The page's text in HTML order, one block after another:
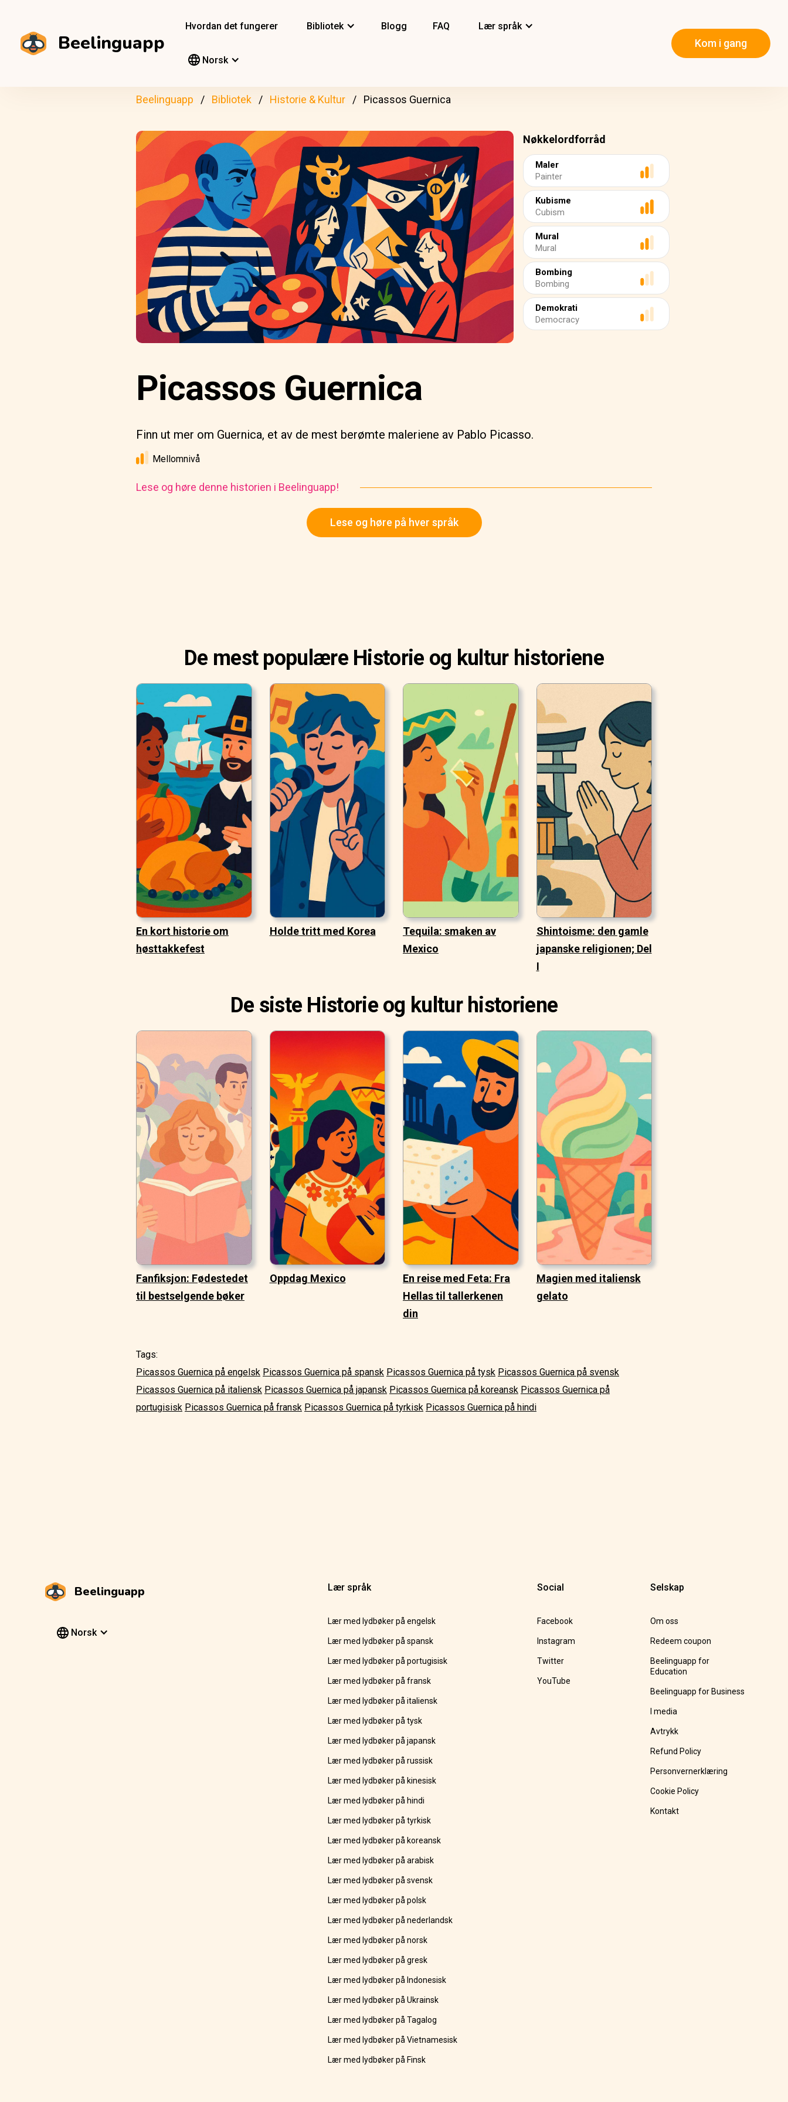
Beelinguapp
Hvordan det fungerer Bibliotek Blogg FAQ Lær språk
Norsk
Kom i gang
Beelinguapp Bibliotek Historie & Kultur Picassos Guernica
Nøkkelordforråd
Maler
Painter
Kubisme
Cubism
Mural
Mural
Bombing
Bombing
Demokrati
Democracy
Picassos Guernica
Finn ut mer om Guernica, et av de mest berømte maleriene av Pablo Picasso.
Mellomnivå
Lese og høre denne historien i Beelinguapp!
Lese og høre på hver språk
De mest populære Historie og kultur historiene
En kort historie om
høsttakkefest
Holde tritt med Korea
Tequila: smaken av
Mexico
Shintoisme: den gamle
japanske religionen; Del
I
De siste Historie og kultur historiene
Fanfiksjon: Fødestedet
til bestselgende bøker
Oppdag Mexico
En reise med Feta: Fra
Hellas til tallerkenen
din
Magien med italiensk
gelato
Tags:
Picassos Guernica på engelsk Picassos Guernica på spansk Picassos Guernica på tysk Picassos Guernica på svensk
Picassos Guernica på italiensk Picassos Guernica på japansk Picassos Guernica på koreansk Picassos Guernica på
portugisisk Picassos Guernica på fransk Picassos Guernica på tyrkisk Picassos Guernica på hindi
Beelinguapp
Norsk
Lær språk
Lær med lydbøker på engelsk
Lær med lydbøker på spansk
Lær med lydbøker på portugisisk
Lær med lydbøker på fransk
Lær med lydbøker på italiensk
Lær med lydbøker på tysk
Lær med lydbøker på japansk
Lær med lydbøker på russisk
Lær med lydbøker på kinesisk
Lær med lydbøker på hindi
Lær med lydbøker på tyrkisk
Lær med lydbøker på koreansk
Lær med lydbøker på arabisk
Lær med lydbøker på svensk
Lær med lydbøker på polsk
Lær med lydbøker på nederlandsk
Lær med lydbøker på norsk
Lær med lydbøker på gresk
Lær med lydbøker på Indonesisk
Lær med lydbøker på Ukrainsk
Lær med lydbøker på Tagalog
Lær med lydbøker på Vietnamesisk
Lær med lydbøker på Finsk
Social
Facebook
Instagram
Twitter
YouTube
Selskap
Om oss
Redeem coupon
Beelinguapp for
Education
Beelinguapp for Business
I media
Avtrykk
Refund Policy
Personvernerklæring
Cookie Policy
Kontakt